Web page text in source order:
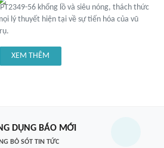
56 khổng lồ và siêu nóng, thách thức
lý thuyết hiện tại về sự tiến hóa của vũ
XEM THÊM
DỤNG BÁO MỚI
BỎ SÓT TIN TỨC